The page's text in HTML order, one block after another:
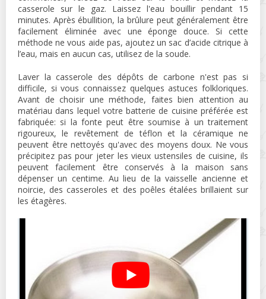
casserole sur le gaz. Laissez l'eau bouillir pendant 15
minutes. Après ébullition, la brûlure peut généralement être
facilement éliminée avec une éponge douce. Si cette
méthode ne vous aide pas, ajoutez un sac d’acide citrique à
l’eau, mais en aucun cas, utilisez de la soude.
Laver la casserole des dépôts de carbone n'est pas si
difficile, si vous connaissez quelques astuces folkloriques.
Avant de choisir une méthode, faites bien attention au
matériau dans lequel votre batterie de cuisine préférée est
fabriquée: si la fonte peut être soumise à un traitement
rigoureux, le revêtement de téflon et la céramique ne
peuvent être nettoyés qu'avec des moyens doux. Ne vous
précipitez pas pour jeter les vieux ustensiles de cuisine, ils
peuvent facilement être conservés à la maison sans
dépenser un centime. Au lieu de la vaisselle ancienne et
noircie, des casseroles et des poêles étalées brillaient sur
les étagères.